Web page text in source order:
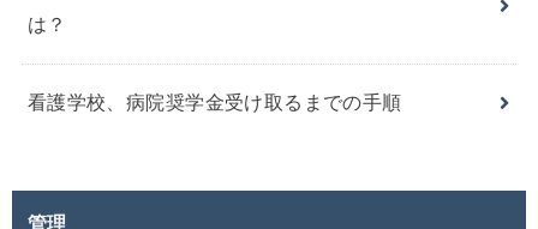
は？
看護学校、病院奨学金受け取るまでの手順
管理